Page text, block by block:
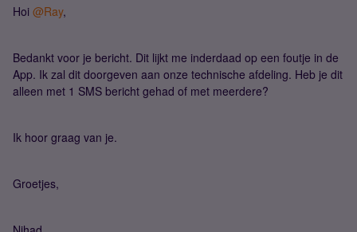
Hoi @Ray,
Bedankt voor je bericht. Dit lijkt me inderdaad op een foutje in de
App. Ik zal dit doorgeven aan onze technische afdeling. Heb je dit
alleen met 1 SMS bericht gehad of met meerdere?
Ik hoor graag van je.
Groetjes,